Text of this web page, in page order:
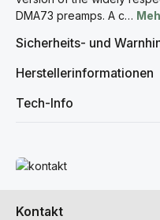
DMA73 preamps. A c…
Sicherheits- und
Herstellerinformationen
Tech-Info
Mehr erfahren
Kontakt